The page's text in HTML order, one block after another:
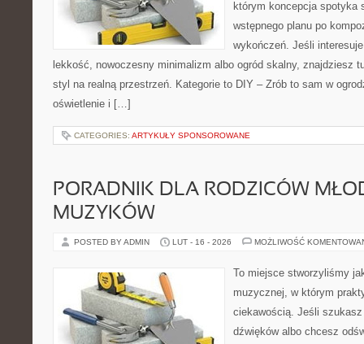
którym koncepcja spotyka
wstępnego planu po
wykończeń. Jeśli
lekkość, nowoczesny minimalizm albo ogród skalny, znajdziesz
styl na realną przestrzeń. Kategorie to DIY – Zrób to sam w
oświetlenie i […]
CATEGORIES: ARTYKUŁY SPONSOROWANE
PORADNIK DLA RODZICÓW
MUZYKÓW
POSTED BY ADMIN LUT - 16 - 2026 MOŻLIWOŚĆ
To miejsce stworzyliśmy
muzycznej, w którym
ciekawością. Jeśli
dźwięków albo chcesz